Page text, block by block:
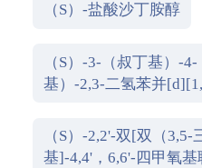
（S）-盐酸沙丁胺醇
（S）-3-（叔丁基）-
基）-2,3-二氢苯并
（S）-2,2'-双[双（
基]-4,4'，6,6'-四甲氧基